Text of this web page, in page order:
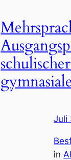
Juli
in